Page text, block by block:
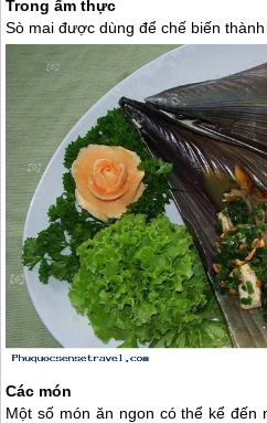
Trong ẩm thực
Sò mai được dùng để chế biến
Các món
Một số món ăn ngon có thể kể đến